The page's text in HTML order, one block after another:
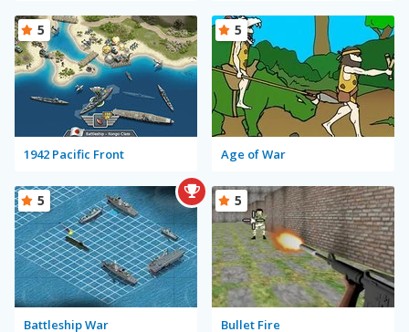
1942 Pacific Front
5
Age of War
5
Battleship War
5
Bullet Fire
5